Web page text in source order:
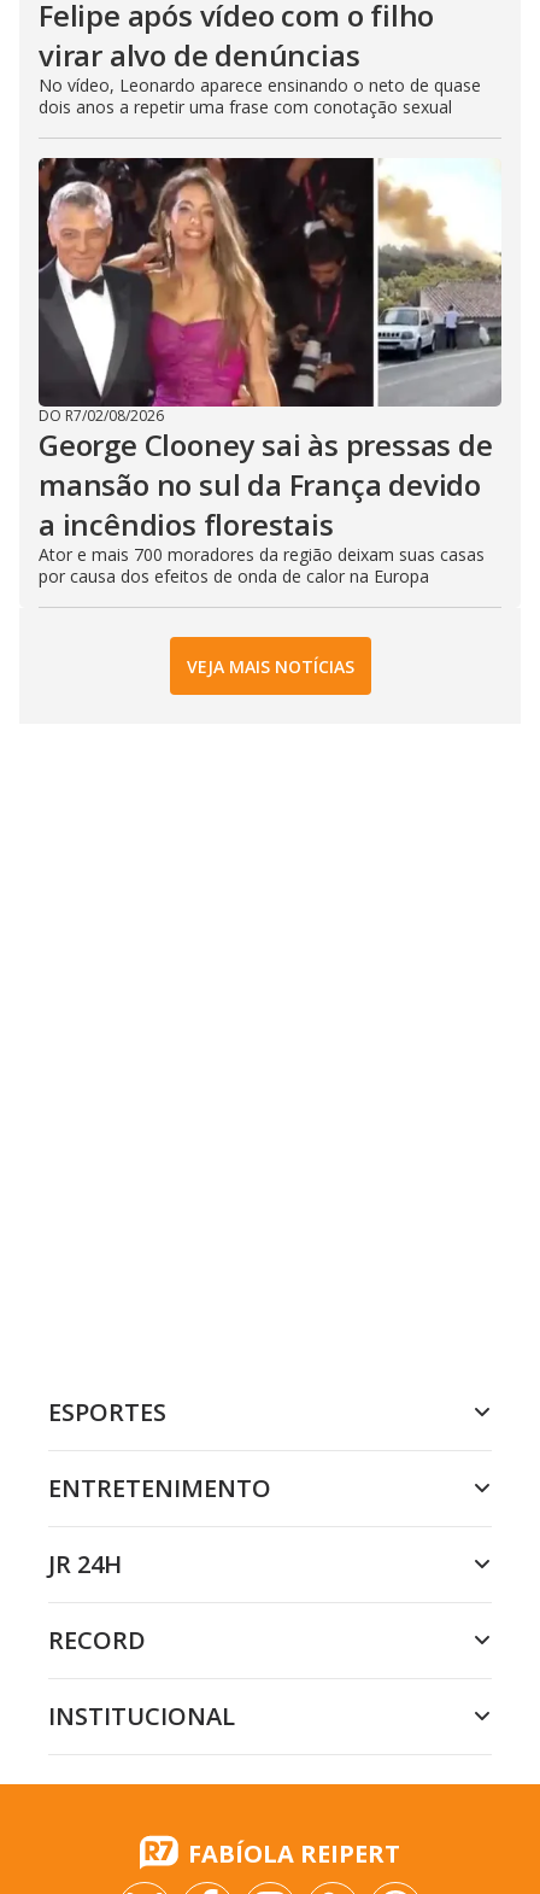
Felipe após vídeo com o filho
virar alvo de denúncias
No vídeo, Leonardo aparece ensinando o neto de quase
dois anos a repetir uma frase com conotação sexual
DO R7/02/08/2026
George Clooney sai às pressas de
mansão no sul da França devido
a incêndios florestais
Ator e mais 700 moradores da região deixam suas casas
por causa dos efeitos de onda de calor na Europa
VEJA MAIS NOTÍCIAS
ESPORTES
ENTRETENIMENTO
JR 24H
RECORD
INSTITUCIONAL
FABÍOLA REIPERT